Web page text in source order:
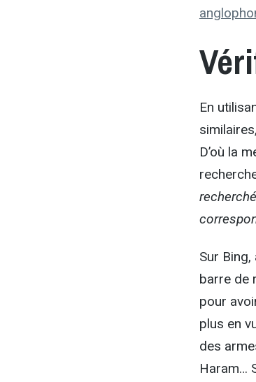
En
D’où la
Sur
barre de
pour
plus en
des
Haram…